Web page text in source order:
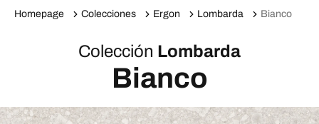
Homepage Colecciones Ergon Lombarda Bianco
Colección Lombarda
Bianco